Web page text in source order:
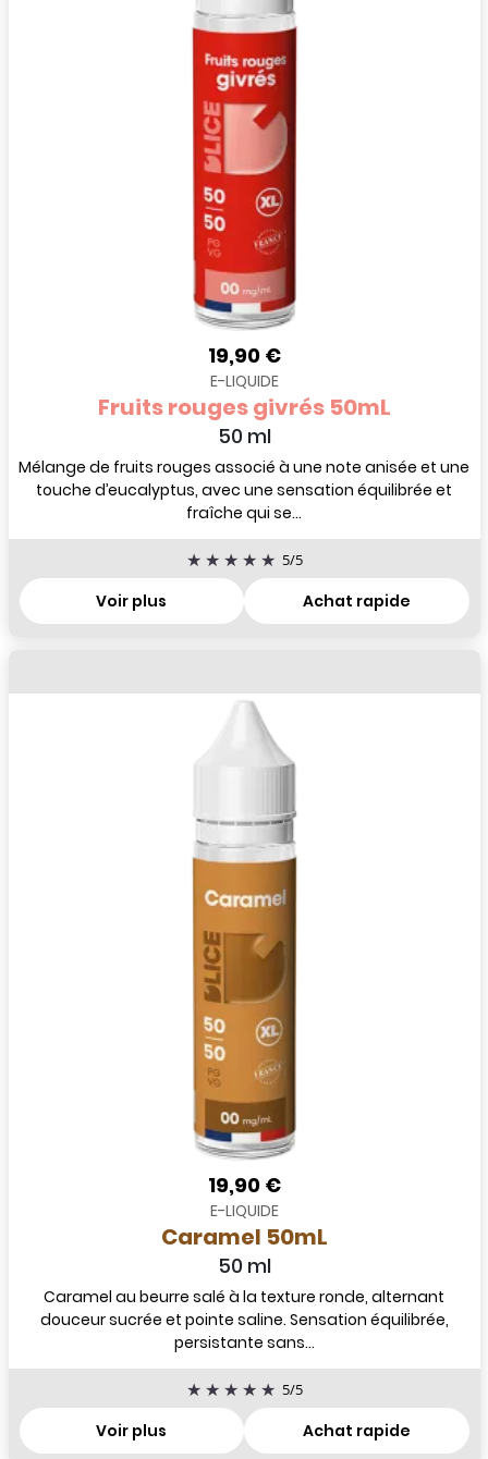
19,90 €
E-LIQUIDE
Fruits rouges givrés 50mL
50 ml
Mélange de fruits rouges associé à une note anisée et une
touche d’eucalyptus, avec une sensation équilibrée et
fraîche qui se...
5/5
Voir plus Achat rapide
19,90 €
E-LIQUIDE
Caramel 50mL
50 ml
Caramel au beurre salé à la texture ronde, alternant
douceur sucrée et pointe saline. Sensation équilibrée,
persistante sans...
5/5
Voir plus Achat rapide